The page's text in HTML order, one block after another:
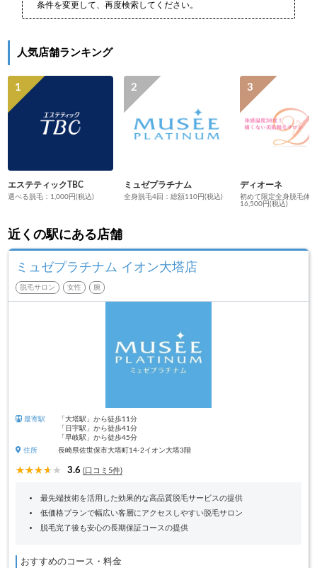
条件を変更して、再度検索してください。
人気店舗ランキング
エステティックTBC
選べる脱毛：1,000円(税込)
ミュゼプラチナム
全身脱毛4回：総額110円(税込)
ディオーネ
初めて限定全身脱毛体
16,500円(税込)
近くの駅にある店舗
ミュゼプラチナム イオン大塔店
脱毛サロン 女性 腕
最寄駅
「大塔駅」から徒歩11分
「日宇駅」から徒歩41分
「早岐駅」から徒歩45分
住所
長崎県佐世保市大塔町14-2イオン大塔3階
3.6 (口コミ5件)
最先端技術を活用した効果的な高品質脱毛サービスの提供
低価格プランで幅広い客層にアクセスしやすい脱毛サロン
脱毛完了後も安心の長期保証コースの提供
おすすめのコース・料金